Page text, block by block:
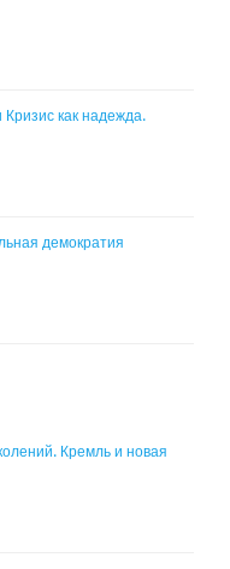
как надежда.
демократия
Кремль и новая